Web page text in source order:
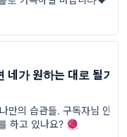
가 원하는 대로 될거
만의 습관들. 구독자님 안
하고 있나요? 🧶